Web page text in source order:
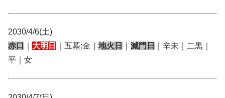
2030/4/6(土)
赤口
大明日 ｜五墓:金｜ 地火日 滅門日
｜辛未｜二黒｜
平｜女